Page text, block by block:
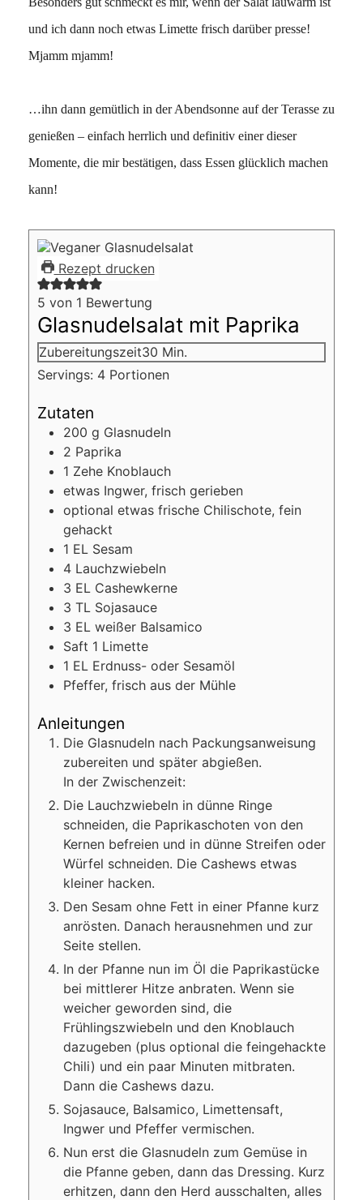
und ich dann noch etwas Limette frisch darüber presse!
Mjamm mjamm!
…ihn dann gemütlich in der Abendsonne auf der Terasse zu
genießen – einfach herrlich und definitiv einer dieser
Momente, die mir bestätigen, dass Essen glücklich machen
kann!
Rezept drucken
5 von 1 Bewertung
Glasnudelsalat mit Paprika
Zubereitungszeit30Minuten
Min.
Servings: 4 Portionen
Zutaten
200 g Glasnudeln
2 Paprika
1 Zehe Knoblauch
etwas Ingwer, frisch gerieben
optional etwas frische Chilischote, fein
gehackt
1 EL Sesam
4 Lauchzwiebeln
3 EL Cashewkerne
3 TL Sojasauce
3 EL weißer Balsamico
Saft 1 Limette
1 EL Erdnuss- oder Sesamöl
Pfeffer, frisch aus der Mühle
Anleitungen
Die Glasnudeln nach Packungsanweisung
zubereiten und später abgießen.
In der Zwischenzeit:
Die Lauchzwiebeln in dünne Ringe
schneiden, die Paprikaschoten von den
Kernen befreien und in dünne Streifen oder
Würfel schneiden. Die Cashews etwas
kleiner hacken.
Den Sesam ohne Fett in einer Pfanne kurz
anrösten. Danach herausnehmen und zur
Seite stellen.
In der Pfanne nun im Öl die Paprikastücke
bei mittlerer Hitze anbraten. Wenn sie
weicher geworden sind, die
Frühlingszwiebeln und den Knoblauch
dazugeben (plus optional die feingehackte
Chili) und ein paar Minuten mitbraten.
Dann die Cashews dazu.
Sojasauce, Balsamico, Limettensaft,
Ingwer und Pfeffer vermischen.
Nun erst die Glasnudeln zum Gemüse in
die Pfanne geben, dann das Dressing. Kurz
erhitzen, dann den Herd ausschalten, alles